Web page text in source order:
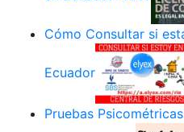
Cómo Consultar si
Ecuador
Pruebas